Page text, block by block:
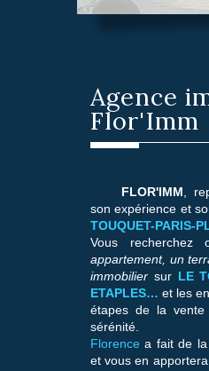
Agence
Flor'Imm
FLOR'IMM ,
son expérience et
TOUQUET-PARIS-
Vous
appartement, un
immobilier sur LE
ETAPLES… et les
étapes de la
sérénité.
Florence a fait de la
et vous en
Le